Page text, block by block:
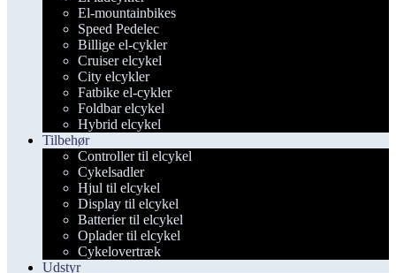
El-mountainbikes
Speed Pedelec
Billige el-cykler
Cruiser elcykel
City elcykler
Fatbike el-cykler
Foldbar elcykel
Hybrid elcykel
Tilbehør
Controller til elcykel
Cykelsadler
Hjul til elcykel
Display til elcykel
Batterier til elcykel
Oplader til elcykel
Cykelovertræk
Udstyr